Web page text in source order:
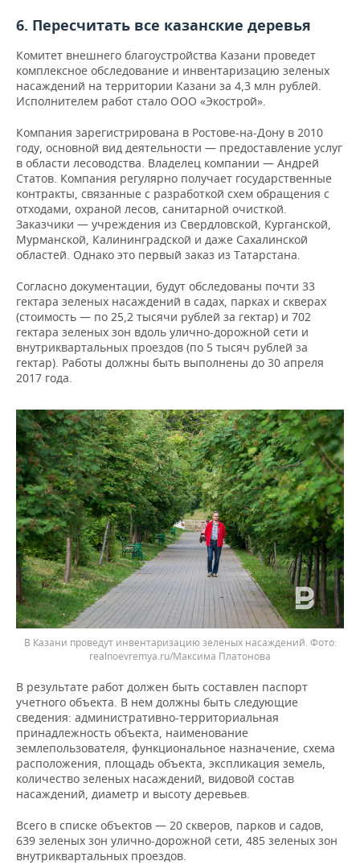
6. Пересчитать все казанские деревья
Комитет внешнего благоустройства Казани проведет
комплексное обследование и инвентаризацию зеленых
насаждений на территории Казани за 4,3 млн рублей.
Исполнителем работ стало ООО «Экострой».
Компания зарегистрирована в Ростове-на-Дону в 2010
году, основной вид деятельности — предоставление услуг
в области лесоводства. Владелец компании — Андрей
Статов. Компания регулярно получает государственные
контракты, связанные с разработкой схем обращения с
отходами, охраной лесов, санитарной очисткой.
Заказчики — учреждения из Свердловской, Курганской,
Мурманской, Калининградской и даже Сахалинской
областей. Однако это первый заказ из Татарстана.
Согласно документации, будут обследованы почти 33
гектара зеленых насаждений в садах, парках и скверах
(стоимость — по 25,2 тысячи рублей за гектар) и 702
гектара зеленых зон вдоль улично-дорожной сети и
внутриквартальных проездов (по 5 тысяч рублей за
гектар). Работы должны быть выполнены до 30 апреля
2017 года.
В Казани проведут инвентаризацию зеленых насаждений.
realnoevremya.ru/Максима Платонова
В результате работ должен быть составлен паспорт
учетного объекта. В нем должны быть следующие
сведения: административно-территориальная
принадлежность объекта, наименование
землепользователя, функциональное назначение, схема
расположения, площадь объекта, экспликация земель,
количество зеленых насаждений, видовой состав
насаждений, диаметр и высоту деревьев.
Всего в списке объектов — 20 скверов, парков и садов,
639 зеленых зон улично-дорожной сети, 485 зеленых зон
внутриквартальных проездов.